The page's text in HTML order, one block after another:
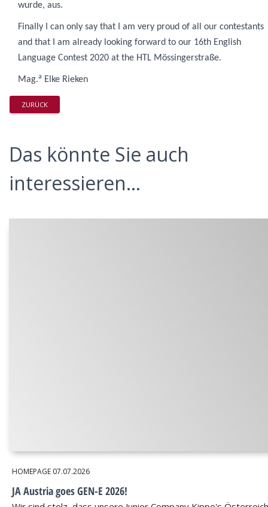
wurde, aus.
Finally I can only say that I am very proud of all our contestants
and that I am already looking forward to our 16th English
Language Contest 2020 at the HTL Mössingerstraße.
Mag.a Elke Rieken
ZURÜCK
Das könnte Sie auch
interessieren...
HOMEPAGE 07.07.2026
JA Austria goes GEN-E 2026!